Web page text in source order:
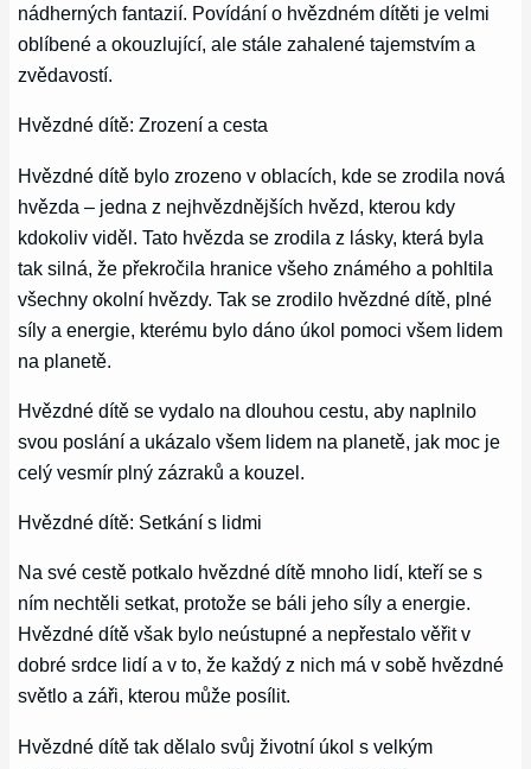
nádherných fantazií. Povídání o hvězdném dítěti je velmi
oblíbené a okouzlující, ale stále zahalené tajemstvím a
zvědavostí.
Hvězdné dítě: Zrození a cesta
Hvězdné dítě bylo zrozeno v oblacích, kde se zrodila nová
hvězda – jedna z nejhvězdnějších hvězd, kterou kdy
kdokoliv viděl. Tato hvězda se zrodila z lásky, která byla
tak silná, že překročila hranice všeho známého a pohltila
všechny okolní hvězdy. Tak se zrodilo hvězdné dítě, plné
síly a energie, kterému bylo dáno úkol pomoci všem lidem
na planetě.
Hvězdné dítě se vydalo na dlouhou cestu, aby naplnilo
svou poslání a ukázalo všem lidem na planetě, jak moc je
celý vesmír plný zázraků a kouzel.
Hvězdné dítě: Setkání s lidmi
Na své cestě potkalo hvězdné dítě mnoho lidí, kteří se s
ním nechtěli setkat, protože se báli jeho síly a energie.
Hvězdné dítě však bylo neústupné a nepřestalo věřit v
dobré srdce lidí a v to, že každý z nich má v sobě hvězdné
světlo a záři, kterou může posílit.
Hvězdné dítě tak dělalo svůj životní úkol s velkým